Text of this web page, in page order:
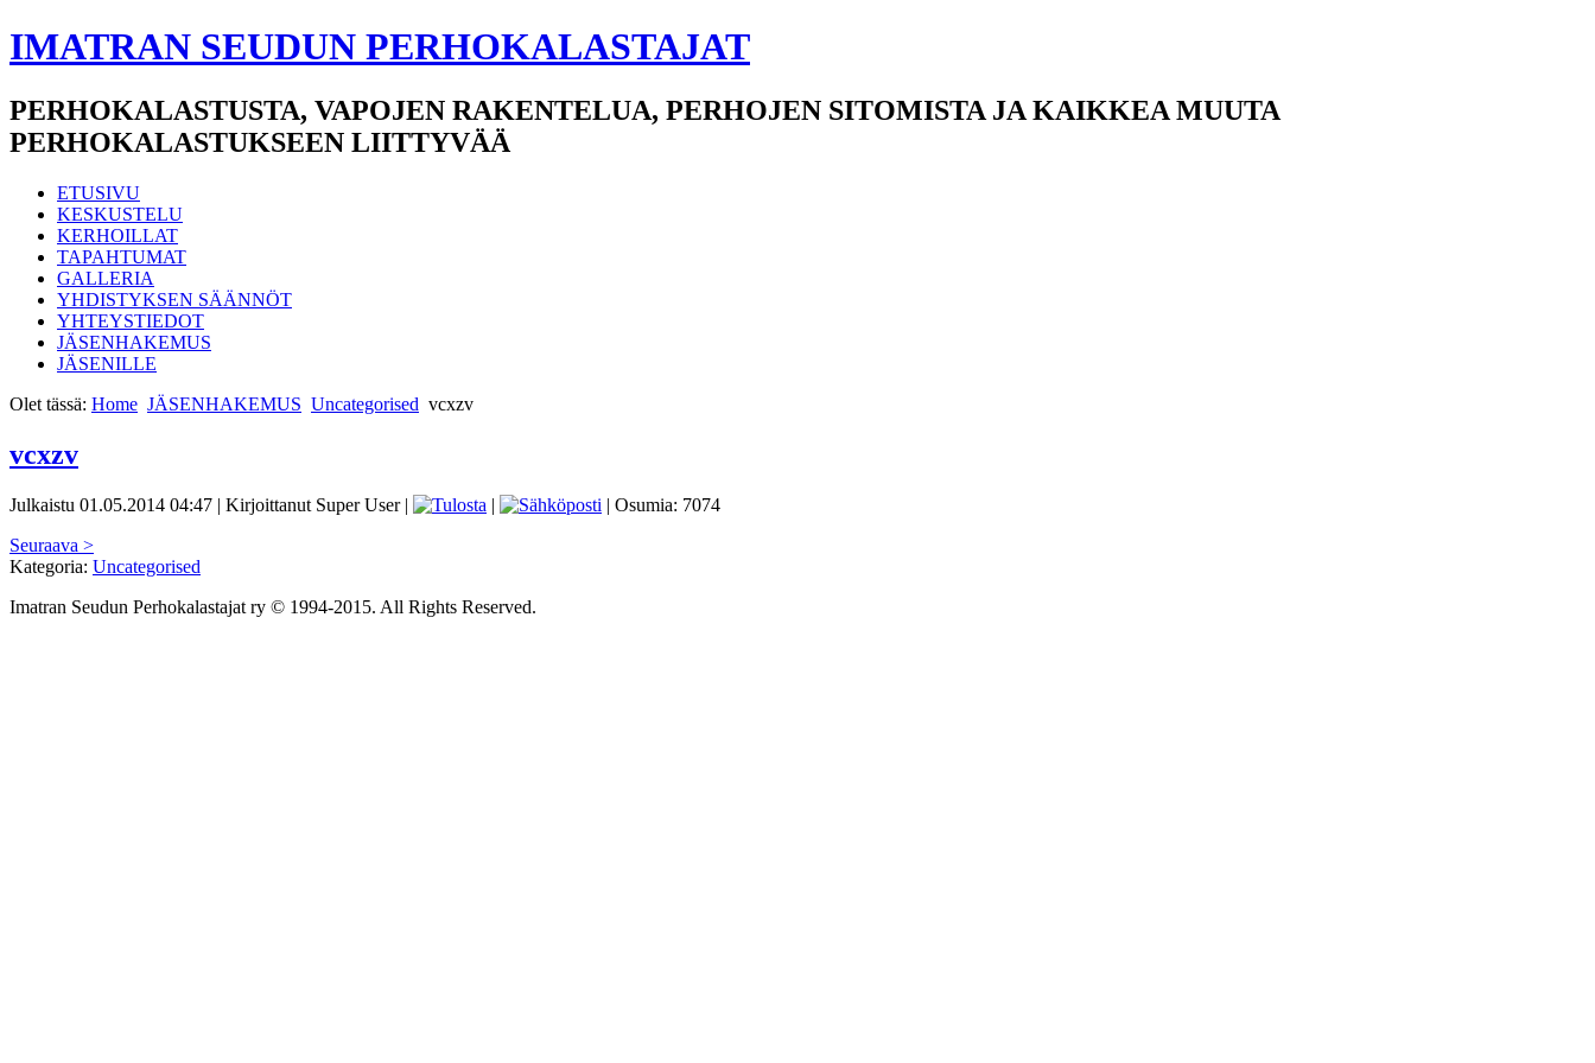
IMATRAN SEUDUN PERHOKALASTAJAT
PERHOKALASTUSTA, VAPOJEN RAKENTELUA, PERHOJEN SITOMISTA JA KAIKKEA MUUTA
PERHOKALASTUKSEEN LIITTYVÄÄ
ETUSIVU
KESKUSTELU
KERHOILLAT
TAPAHTUMAT
GALLERIA
YHDISTYKSEN SÄÄNNÖT
YHTEYSTIEDOT
JÄSENHAKEMUS
JÄSENILLE
Olet tässä: Home JÄSENHAKEMUS Uncategorised vcxzv
vcxzv
Julkaistu 01.05.2014 04:47 | Kirjoittanut Super User| |
| Osumia: 7074
Seuraava >
Kategoria: Uncategorised
Imatran Seudun Perhokalastajat ry © 1994-2015. All Rights Reserved.